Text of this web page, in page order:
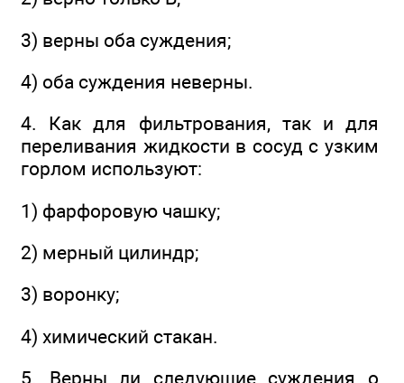
3) верны оба суждения;
4) оба суждения неверны.
4. Как для фильтрования, так и для
переливания жидкости в сосуд с узким
горлом используют:
1) фарфоровую чашку;
2) мерный цилиндр;
3) воронку;
4) химический стакан.
5. Верны ли следующие суждения о